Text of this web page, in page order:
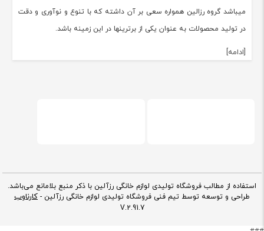
میباشد گروه رزالین همواره سعی بر آن داشته که با تنوع و نوآوری و دقت
در تولید محصولات به عنوان یکی از برترینها در این زمینه باشد.
[ادامه]
استفاده از مطالب فروشگاه تولیدی لوازم خانگی رزآلین با ذکر منبع بلامانع می‌باشد.
طراحی و توسعه توسط تیم فنی فروشگاه تولیدی لوازم خانگی رزآلین - کارناوب
V.2.91.7